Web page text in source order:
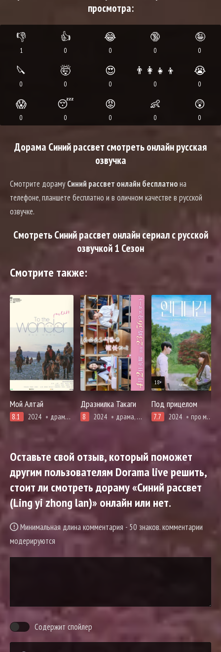
просмотра:
👎
1
👍
0
😂
0
🔞
0
🤪
0
🔪
0
🤯
0
😍
0
👨‍👩‍👧‍👦
0
😭
0
😱
0
😴
0
😡
0
👶
0
😲
0
Дорама Синий рассвет смотреть онлайн русская
озвучка
Смотрите дорамуСиний рассвет онлайн бесплатнона
телефоне, планшете бесплатно и в оличном качестве в русской
озвучке.
Смотреть Синий рассвет онлайн сериал с русской
озвучкой 1 Сезон
Смотрите также:
Мой Алтай
8.1 2024 драма, адаптация новел, повседневность
Дразнилка Такаги
8 2024 драма, адаптация манги, комедия, мелодрама, про молодость и любовь, повседневность
18+
Под прицелом
7.7 2024 про молодость и любовь, романтика
Оставьте свой отзыв, который поможет
другим пользователям Dorama live решить,
стоит ли смотреть дораму «Синий рассвет
(Ling yi zhong lan)» онлайн или нет.
Минимальная длина комментария - 50 знаков. комментарии
модерируются
Содержит спойлер